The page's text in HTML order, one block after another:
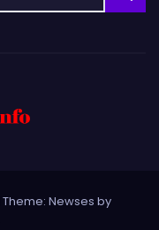
Theme: Newses by